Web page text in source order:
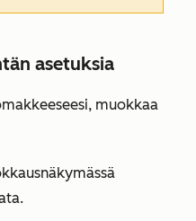
asetuksia
muokkaa